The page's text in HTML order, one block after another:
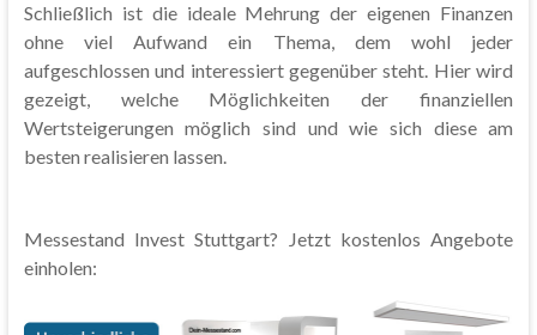
Schließlich ist die ideale Mehrung der eigenen Finanzen
ohne viel Aufwand ein Thema, dem wohl jeder
aufgeschlossen und interessiert gegenüber steht. Hier wird
gezeigt, welche Möglichkeiten der finanziellen
Wertsteigerungen möglich sind und wie sich diese am
besten realisieren lassen.
Messestand Invest Stuttgart? Jetzt kostenlos Angebote
einholen: